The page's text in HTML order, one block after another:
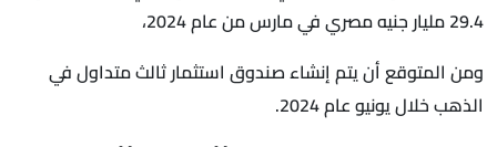
29.4 مليار جنيه مصري في مارس من عام 2024،
ومن المتوقع أن يتم إنشاء صندوق استثمار ثالث متداول في
الذهب خلال يونيو عام 2024.